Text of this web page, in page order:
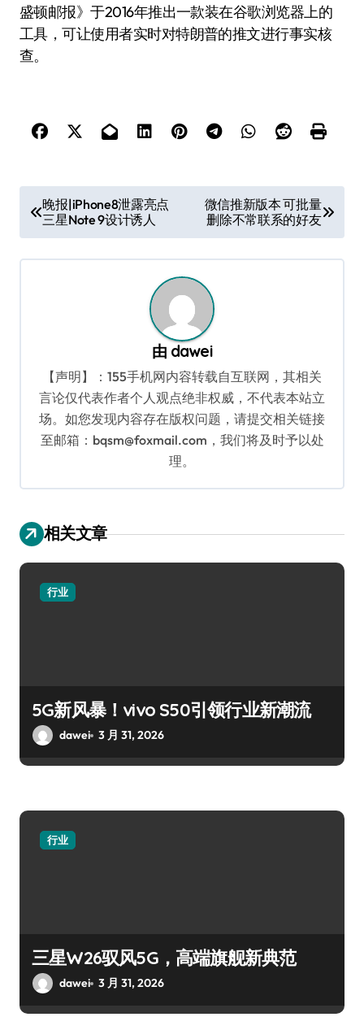
盛顿邮报》于2016年推出一款装在谷歌浏览器上的
工具，可让使用者实时对特朗普的推文进行事实核
查。
章
导
晚报|iPhone8泄露亮点
三星Note 9设计诱人
微信推新版本 可批量
删除不常联系的好友
由 dawei
【声明】：155手机网内容转载自互联网，其相关
言论仅代表作者个人观点绝非权威，不代表本站立
场。如您发现内容存在版权问题，请提交相关链接
至邮箱：bqsm@foxmail.com，我们将及时予以处
理。
相关文章
行业
5G新风暴！vivo S50引领行业新潮流
dawei 3 月 31, 2026
行业
三星W26驭风5G，高端旗舰新典范
dawei 3 月 31, 2026